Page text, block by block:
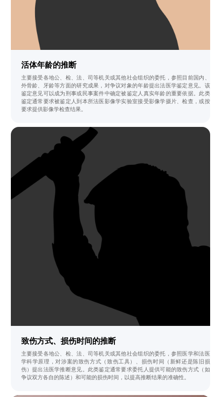
活体年龄的推断
主要接受各地公、检、法、司等机关或其他社会组织的委托，参照目前国内、
外骨龄、牙龄等方面的研究成果，对争议对象的年龄提出法医学鉴定意见。该
鉴定意见可以成为刑事或民事案件中确定被鉴定人真实年龄的重要依据。此类
鉴定通常要求被鉴定人到本所法医影像学实验室接受影像学摄片、检查，或按
要求提供影像学检查结果。
致伤方式、损伤时间的推断
主要接受各地公、检、法、司等机关或其他社会组织的委托，参照医学和法医
学科学原理，对涉案的致伤方式（致伤工具）、损伤时间（新鲜还是陈旧损
伤）提出法医学推断意见。此类鉴定通常要求委托人提供可能的致伤方式（如
争议双方各自的陈述）和可能的损伤时间，以提高推断结果的准确性。